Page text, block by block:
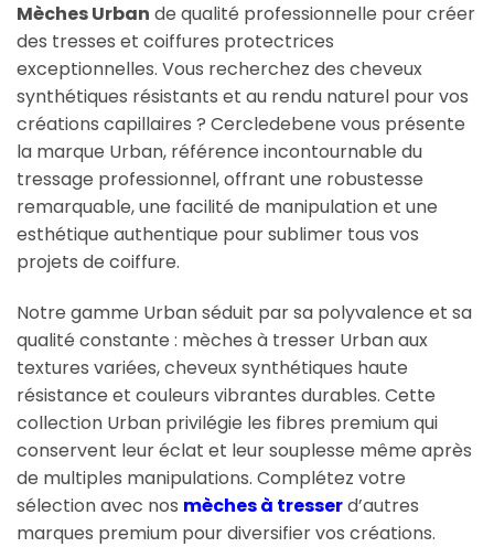
Mèches Urban de qualité professionnelle pour créer
des tresses et coiffures protectrices
exceptionnelles. Vous recherchez des cheveux
synthétiques résistants et au rendu naturel pour vos
créations capillaires ? Cercledebene vous présente
la marque Urban, référence incontournable du
tressage professionnel, offrant une robustesse
remarquable, une facilité de manipulation et une
esthétique authentique pour sublimer tous vos
projets de coiffure.
Notre gamme Urban séduit par sa polyvalence et sa
qualité constante : mèches à tresser Urban aux
textures variées, cheveux synthétiques haute
résistance et couleurs vibrantes durables. Cette
collection Urban privilégie les fibres premium qui
conservent leur éclat et leur souplesse même après
de multiples manipulations. Complétez votre
sélection avec nos mèches à tresserd’autres
marques premium pour diversifier vos créations.